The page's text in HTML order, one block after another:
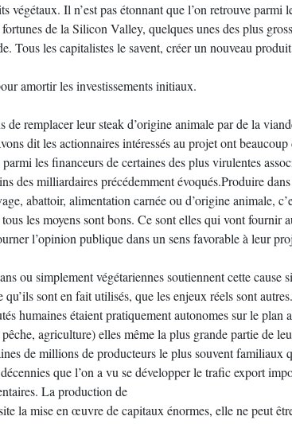
végétaux. Il n’est pas étonnant que l’on retrouve parmi
de la Silicon Valley, quelques unes des plus
Tous les capitalistes le savent, créer un nouveau
amortir les investissements initiaux.
de remplacer leur steak d’origine animale par de la
dit les actionnaires intéressés au projet ont beaucoup
les financeurs de certaines des plus virulentes
des milliardaires précédemment évoqués.Produire
abattoir, alimentation carnée ou d’origine animale,
les moyens sont bons. Ce sont elles qui vont fournir
l’opinion publique dans un sens favorable à leur
ou simplement végétariennes soutiennent cette cause
sont en fait utilisés, que les enjeux réels sont
humaines étaient pratiquement autonomes sur le plan
agriculture) elles même la plus grande partie de
de millions de producteurs le plus souvent familiaux
que l’on a vu se développer le trafic export
La production de
la mise en œuvre de capitaux énormes, elle ne peut